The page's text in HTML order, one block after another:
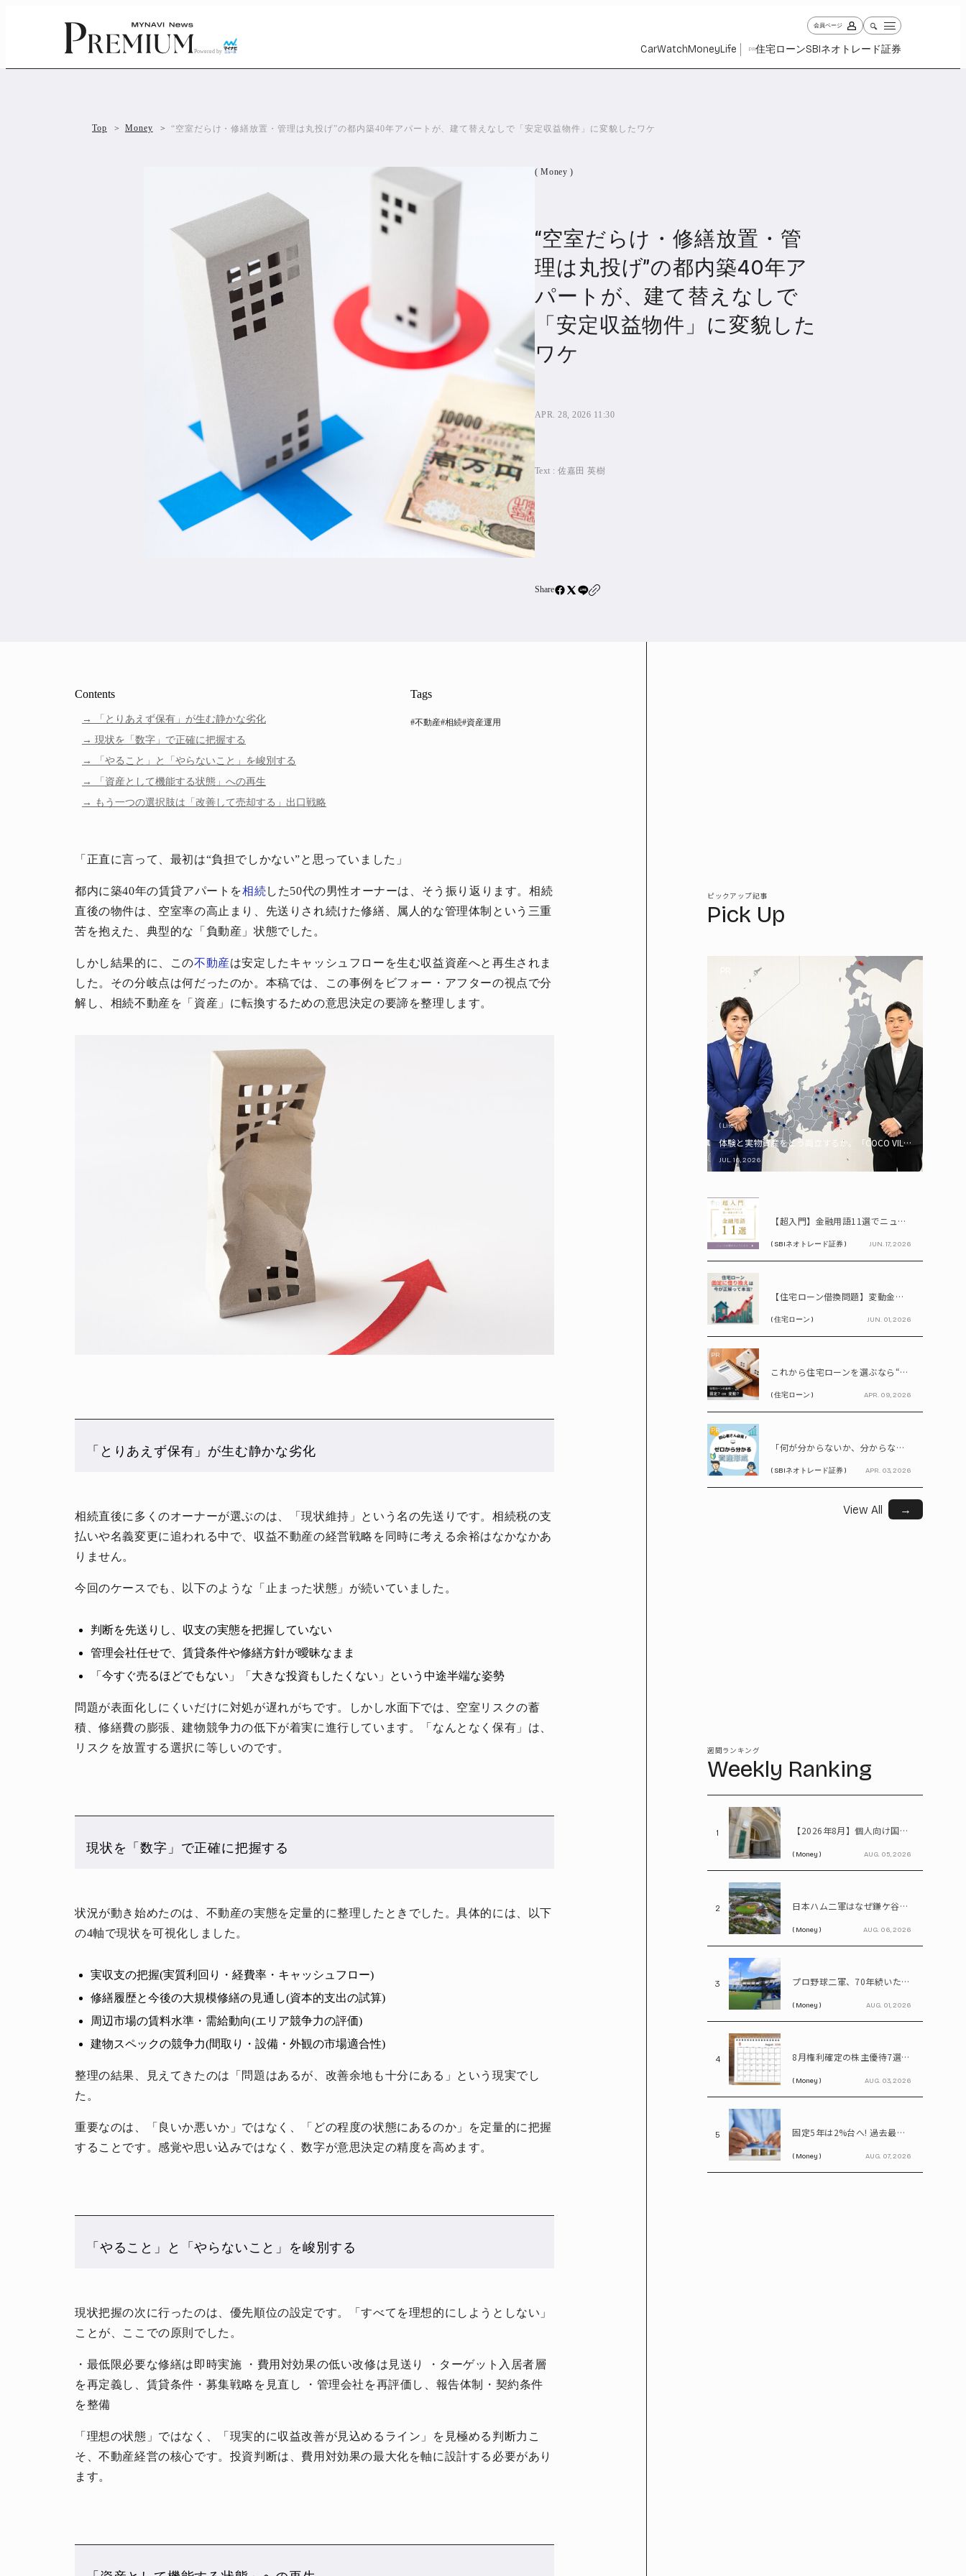
Powered by
会員ページ
CarWatchMoneyLife PR住宅ローンSBIネオトレード証券
人生と暮らしを豊かに楽しむ上質な体験。
Car1301Watch 1029Money Life
PR
住宅ローン363
SBIネオトレード証券
Feature
Top Money “空室だらけ・修繕放置・管理は丸投げ”の都内築40年アパートが、建て替えなしで「安定収益物件」に変貌したワケ
( Money )
“空室だらけ・修繕放置・管
理は丸投げ”の都内築40年ア
パートが、建て替えなしで
「安定収益物件」に変貌した
ワケ
APR. 28, 2026 11:30
Text :佐嘉田 英樹
Share
Contents
「とりあえず保有」が生む静かな劣化
現状を「数字」で正確に把握する
「やること」と「やらないこと」を峻別する
「資産として機能する状態」への再生
もう一つの選択肢は「改善して売却する」出口戦略
Tags
#不動産#相続#資産運用
「正直に言って、最初は“負担でしかない”と思っていました」
都内に築40年の賃貸アパートを相続した50代の男性オーナーは、そう振り返ります。相続
直後の物件は、空室率の高止まり、先送りされ続けた修繕、属人的な管理体制という三重
苦を抱えた、典型的な「負動産」状態でした。
しかし結果的に、この不動産は安定したキャッシュフローを生む収益資産へと再生されま
した。その分岐点は何だったのか。本稿では、この事例をビフォー・アフターの視点で分
解し、相続不動産を「資産」に転換するための意思決定の要諦を整理します。
「とりあえず保有」が生む静かな劣化
相続直後に多くのオーナーが選ぶのは、「現状維持」という名の先送りです。相続税の支
払いや名義変更に追われる中で、収益不動産の経営戦略を同時に考える余裕はなかなかあ
りません。
今回のケースでも、以下のような「止まった状態」が続いていました。
判断を先送りし、収支の実態を把握していない
管理会社任せで、賃貸条件や修繕方針が曖昧なまま
「今すぐ売るほどでもない」「大きな投資もしたくない」という中途半端な姿勢
問題が表面化しにくいだけに対処が遅れがちです。しかし水面下では、空室リスクの蓄
積、修繕費の膨張、建物競争力の低下が着実に進行しています。「なんとなく保有」は、
リスクを放置する選択に等しいのです。
現状を「数字」で正確に把握する
状況が動き始めたのは、不動産の実態を定量的に整理したときでした。具体的には、以下
の4軸で現状を可視化しました。
実収支の把握(実質利回り・経費率・キャッシュフロー)
修繕履歴と今後の大規模修繕の見通し(資本的支出の試算)
周辺市場の賃料水準・需給動向(エリア競争力の評価)
建物スペックの競争力(間取り・設備・外観の市場適合性)
整理の結果、見えてきたのは「問題はあるが、改善余地も十分にある」という現実でし
た。
重要なのは、「良いか悪いか」ではなく、「どの程度の状態にあるのか」を定量的に把握
することです。感覚や思い込みではなく、数字が意思決定の精度を高めます。
「やること」と「やらないこと」を峻別する
現状把握の次に行ったのは、優先順位の設定です。「すべてを理想的にしようとしない」
ことが、ここでの原則でした。
・最低限必要な修繕は即時実施 ・費用対効果の低い改修は見送り ・ターゲット入居者層
を再定義し、賃貸条件・募集戦略を見直し ・管理会社を再評価し、報告体制・契約条件
を整備
「理想の状態」ではなく、「現実的に収益改善が見込めるライン」を見極める判断力こ
そ、不動産経営の核心です。投資判断は、費用対効果の最大化を軸に設計する必要があり
ます。
ピックアップ記事
Pick Up
( Life )
体験と実物資産をどう両立するか。「COCO VILLA Owners」
JUL. 16, 2026
PR
【超入門】金融用語11選でニュースが読める！ 知識ゼロからの賢い資産の育て方
( SBIネオトレード証券 ) JUN. 17, 2026
PR
【住宅ローン借換問題】変動金利が上昇中!! 固定に借り換えるなら今が正解って本当? シミュレーションで比較してみよう
( 住宅ローン ) JUN. 01, 2026
PR
これから住宅ローンを選ぶなら“固定vs変動”どちらが正解? 9割が利用したいと答えた「いま決めなくてもいい」ローンとは!?
( 住宅ローン ) APR. 09, 2026
PR
「何が分からないか、分からない」から卒業！ SBIネオトレード証券で学ぶ、はじめての資産形成
( SBIネオトレード証券 ) APR. 03, 2026
View All →
週間ランキング
Weekly Ranking
1 【2026年8月】個人向け国債、固定5年は2%台へ - 変動10年・固定3年は? 100万円購入時の利子も紹介
( Money ) AUG. 05, 2026
2 日本ハム二軍はなぜ鎌ケ谷を離れる? 北海道移転で描く「第2のFビレッジ」構想
( Money ) AUG. 06, 2026
3 プロ野球二軍、70年続いた2リーグ制を解体――「3地区制」導入で何が変わる?
( Money ) AUG. 01, 2026
4 8月権利確定の株主優待7選 イオン、無印、U-NEXT…今買いたい人気銘柄を紹介
( Money ) AUG. 03, 2026
5 固定5年は2%台へ! 過去最高水準の個人向け国債と定期預金、100万円預けるならどちらが得?
( Money ) AUG. 07, 2026